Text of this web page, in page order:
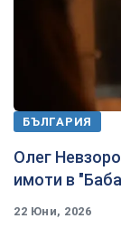
БЪЛГАРИЯ
Олег
имоти в
22 Юни, 2026